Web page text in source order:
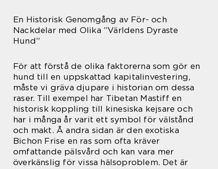
En Historisk Genomgång av För- och
Nackdelar med Olika ”Världens Dyraste
Hund”
För att förstå de olika faktorerna som gör en
hund till en uppskattad kapitalinvestering,
måste vi gräva djupare i historian om dessa
raser. Till exempel har Tibetan Mastiff en
historisk koppling till kinesiska kejsare och
har i många år varit ett symbol för välstånd
och makt. Å andra sidan är den exotiska
Bichon Frise en ras som ofta kräver
omfattande pälsvård och kan vara mer
överkänslig för vissa hälsoproblem. Det är